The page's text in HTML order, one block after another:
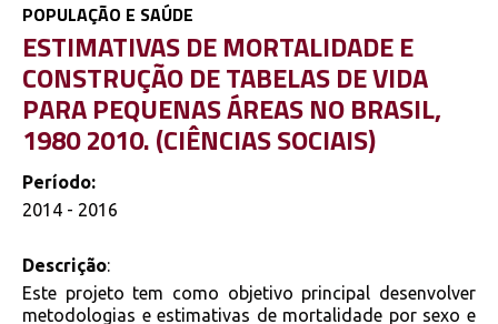
POPULAÇÃO E SAÚDE
ESTIMATIVAS DE MORTALIDADE E
CONSTRUÇÃO DE TABELAS DE VIDA
PARA PEQUENAS ÁREAS NO BRASIL,
1980 2010. (CIÊNCIAS SOCIAIS)
Período:
2014 - 2016
Descrição:
Este projeto tem como objetivo principal desenvolver
metodologias e estimativas de mortalidade por sexo e